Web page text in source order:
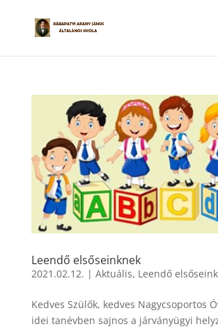
Leendő elsőseinknek
2021.02.12. | Aktuális, Leendő
Kedves Szülők, kedves Nagycsoportos
idei tanévben sajnos a járványügyi